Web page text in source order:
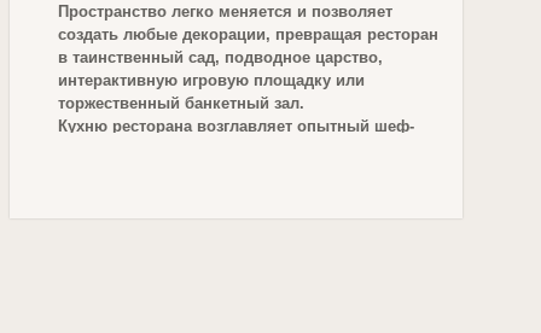
Пространство легко меняется и позволяет
создать любые декорации, превращая ресторан
в таинственный сад, подводное царство,
интерактивную игровую площадку или
торжественный банкетный зал.
Кухню ресторана возглавляет опытный шеф-
Лондона. В новом multicuisine меню Алексей